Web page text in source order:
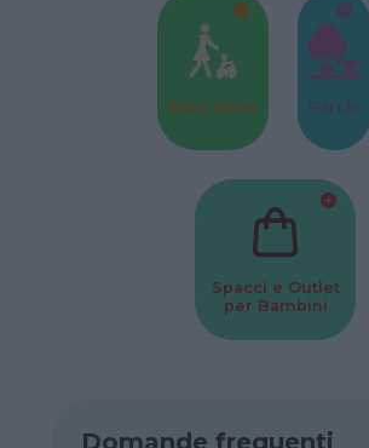
Baby Sitter Parchi
Spacci e Outlet
per Bambini
Domande frequenti